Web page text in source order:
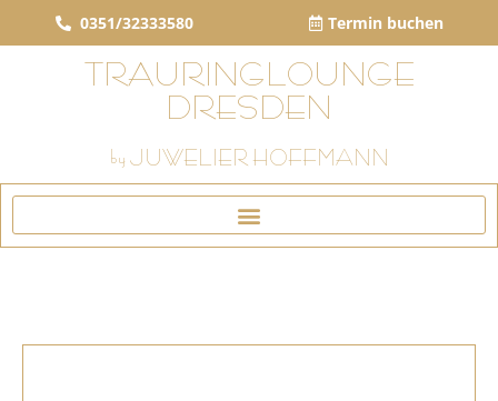
0351/32333580 Termin buchen
TRAURINGLOUNGE
DRESDEN
by JUWELIER HOFFMANN